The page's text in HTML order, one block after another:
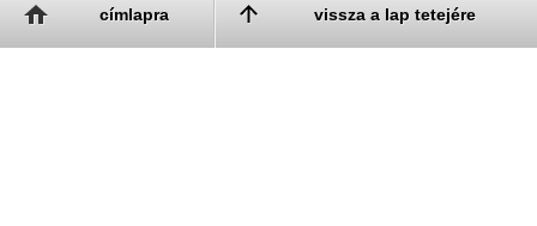
címlapra vissza a lap tetejére